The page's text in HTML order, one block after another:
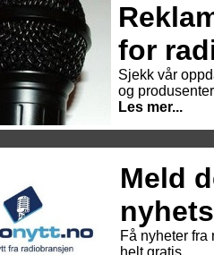
for
Sjekk vår
og
Les mer...
Meld
Få nyheter fra
helt gratis.